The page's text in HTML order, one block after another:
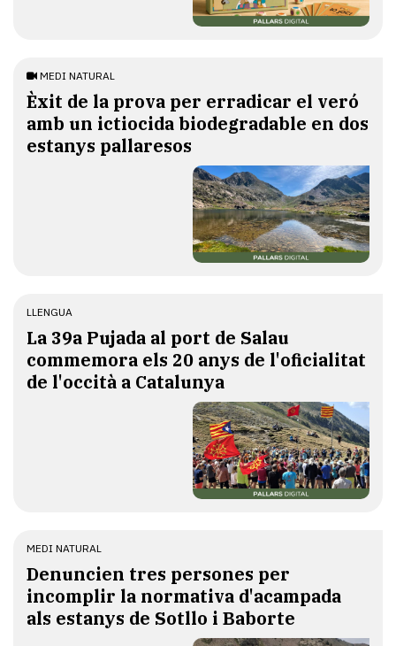
MEDI NATURAL
Èxit de la prova per erradicar el veró
amb un ictiocida biodegradable en dos
estanys pallaresos
LLENGUA
​La 39a Pujada al port de Salau
commemora els 20 anys de l'oficialitat
de l'occità a Catalunya
MEDI NATURAL
Denuncien tres persones per
incomplir la normativa d'acampada
als estanys de Sotllo i Baborte